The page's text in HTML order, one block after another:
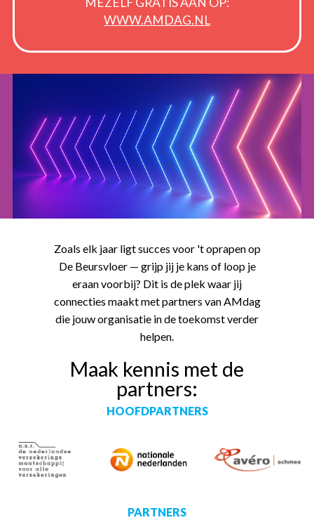
WWW.AMDAG.NL
Zoals elk jaar ligt succes voor 't oprapen op
De Beursvloer — grijp jij je kans of loop je
eraan voorbij? Dit is de plek waar jij
connecties maakt met partners van AMdag
die jouw organisatie in de toekomst verder
helpen.
Maak kennis met de
partners:
HOOFDPARTNERS
PARTNERS